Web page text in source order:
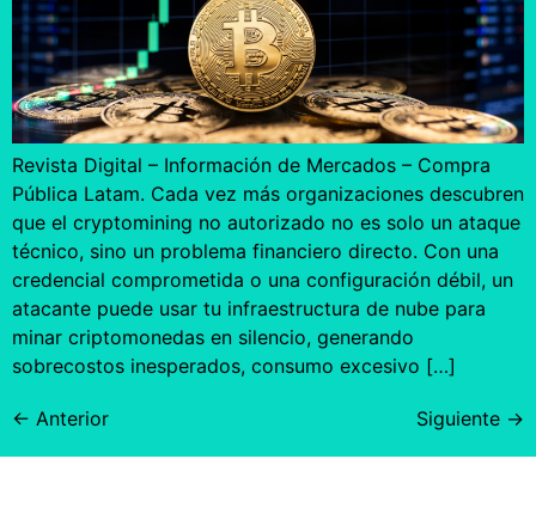
Revista Digital – Información de Mercados – Compra
Pública Latam. Cada vez más organizaciones descubren
que el cryptomining no autorizado no es solo un ataque
técnico, sino un problema financiero directo. Con una
credencial comprometida o una configuración débil, un
atacante puede usar tu infraestructura de nube para
minar criptomonedas en silencio, generando
sobrecostos inesperados, consumo excesivo […]
← Anterior Siguiente →